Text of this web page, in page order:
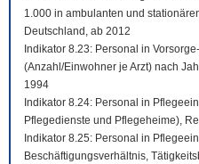
1.000 in ambulanten und
Deutschland, ab 2012
Indikator 8.23: Personal in
(Anzahl/Einwohner je Arzt) nach
1994
Indikator 8.24: Personal in
Pflegedienste und Pflegeheime),
Indikator 8.25: Personal in
Beschäftigungsverhältnis,